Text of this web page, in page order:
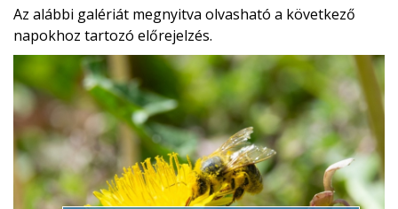
Az alábbi galériát megnyitva olvasható a következő
napokhoz tartozó előrejelzés.